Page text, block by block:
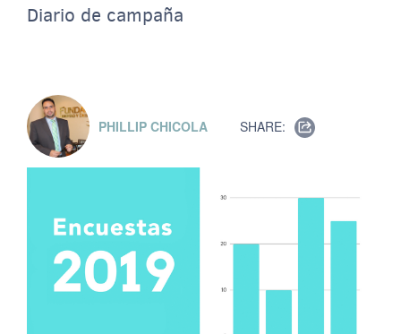
Diario de campaña
PHILLIP CHICOLA SHARE: